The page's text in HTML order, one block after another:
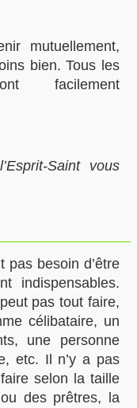
mutuellement,
bien. Tous les
facilement
Saint vous
pas besoin d’être
indispensables.
pas tout faire,
célibataire, un
une personne
etc. Il n’y a pas
selon la taille
des prêtres, la